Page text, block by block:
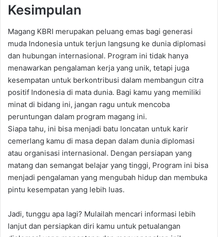
Kesimpulan
Magang KBRI merupakan peluang emas bagi generasi
muda Indonesia untuk terjun langsung ke dunia diplomasi
dan hubungan internasional. Program ini tidak hanya
menawarkan pengalaman kerja yang unik, tetapi juga
kesempatan untuk berkontribusi dalam membangun citra
positif Indonesia di mata dunia. Bagi kamu yang memiliki
minat di bidang ini, jangan ragu untuk mencoba
peruntungan dalam program magang ini.
Siapa tahu, ini bisa menjadi batu loncatan untuk karir
cemerlang kamu di masa depan dalam dunia diplomasi
atau organisasi internasional. Dengan persiapan yang
matang dan semangat belajar yang tinggi, Program ini bisa
menjadi pengalaman yang mengubah hidup dan membuka
pintu kesempatan yang lebih luas.
Jadi, tunggu apa lagi? Mulailah mencari informasi lebih
lanjut dan persiapkan diri kamu untuk petualangan